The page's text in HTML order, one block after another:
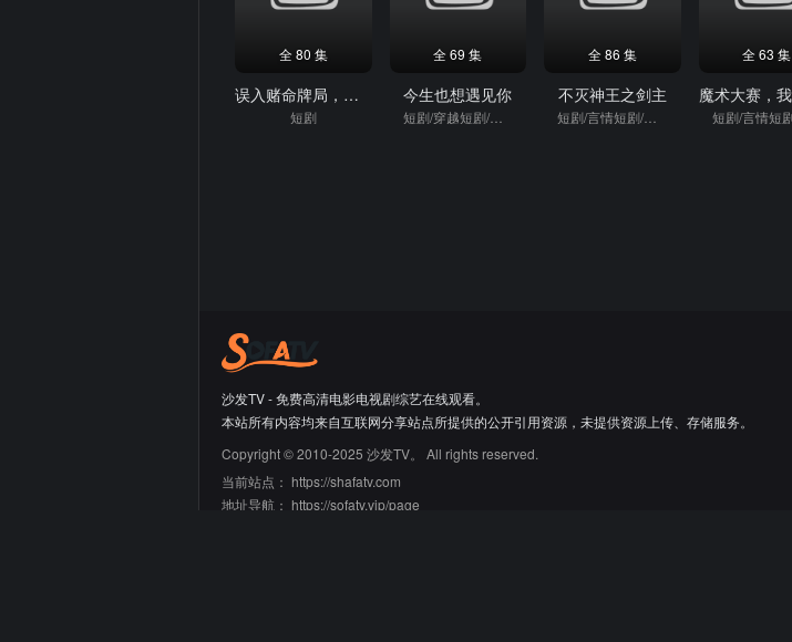
全 80 集
误入赌命牌局，我在缅北以命反赌
短剧
全 69 集
今生也想遇见你
短剧/穿越短剧/穿越
全 86 集
不灭神王之剑主
短剧/言情短剧/逆袭
全 63 集
沙发TV - 免费高清电影电视剧综艺在线观看。
本站所有内容均来自互联网分享站点所提供的公开引用资源，未提供资源上传、存储服务。
Copyright © 2010-2025 沙发TV。 All rights reserved.
当前站点： https://shafatv.com
地址导航： https://sofatv.vip/page